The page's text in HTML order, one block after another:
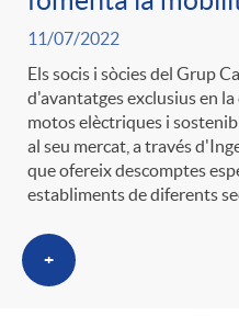
g
o
r
i
11/07/2022
Els socis i sòcies del Grup
d'avantatges exclusius en
motos elèctriques i
al seu mercat, a través
que ofereix descomptes
establiments de diferents
+